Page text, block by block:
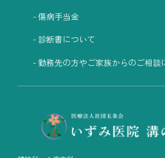
傷病手当金
診断書について
勤務先の方やご家族からのご相談